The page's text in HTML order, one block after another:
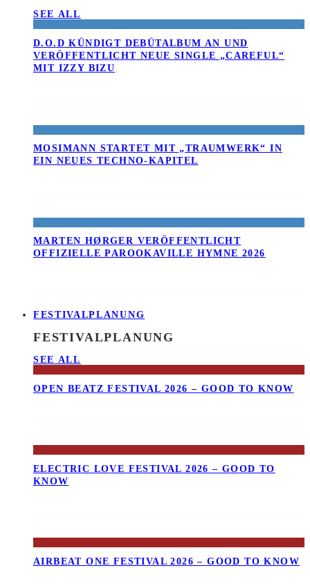
SEE ALL
D.O.D KÜNDIGT DEBÜTALBUM AN UND
VERÖFFENTLICHT NEUE SINGLE „CAREFUL“
MIT IZZY BIZU
MOSIMANN STARTET MIT „TRAUMWERK“ IN
EIN NEUES TECHNO-KAPITEL
MARTEN HØRGER VERÖFFENTLICHT
OFFIZIELLE PAROOKAVILLE HYMNE 2026
FESTIVALPLANUNG
FESTIVALPLANUNG
SEE ALL
OPEN BEATZ FESTIVAL 2026 – GOOD TO KNOW
ELECTRIC LOVE FESTIVAL 2026 – GOOD TO
KNOW
AIRBEAT ONE FESTIVAL 2026 – GOOD TO KNOW